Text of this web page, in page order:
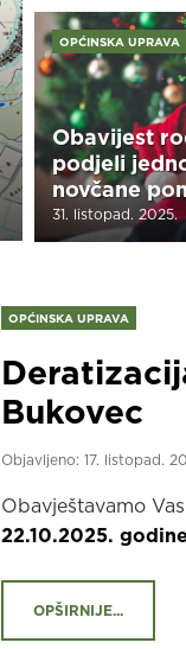
OPĆINSKA UPRAVA
Obavijest
podjeli
novčane
rođenje
31. listopad. 2025.
OPĆINSKA UPRAVA
Bukovec
Objavljeno: 17. listopad.
Obavještavamo
22.10.2025.
OPŠIRNIJE...